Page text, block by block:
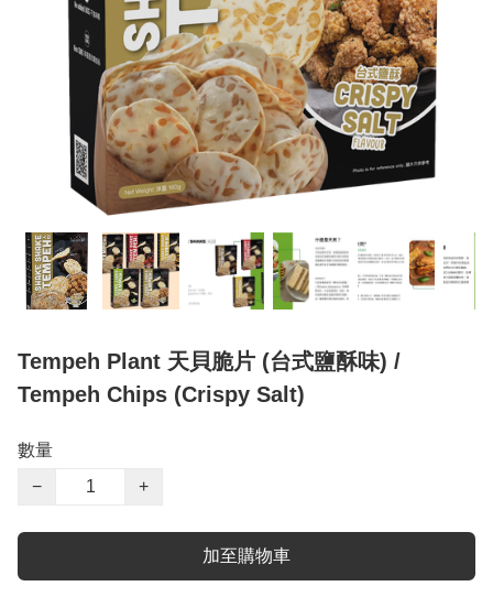
Tempeh Plant 天貝脆片 (台式鹽酥味) /
Tempeh Chips (Crispy Salt)
數量
−
+
加至購物車